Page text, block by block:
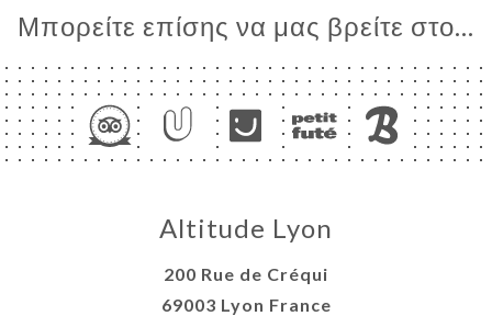
Μπορείτε επίσης να μας βρείτε στο...
Altitude Lyon
200 Rue de Créqui
69003 Lyon France